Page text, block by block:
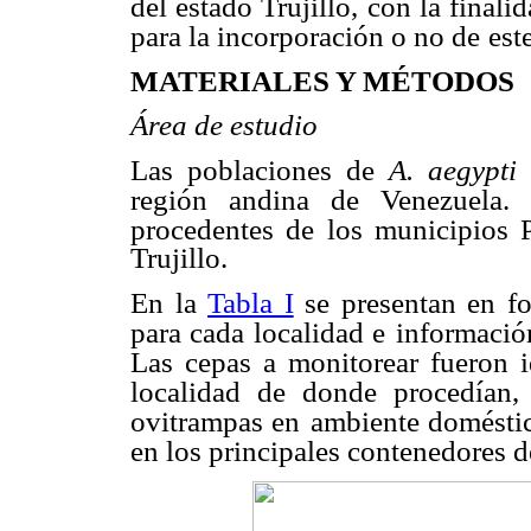
del estado Trujillo, con la
para la incorporación o no de
MATERIALES Y MÉTODOS
Área de estudio
Las poblaciones deA. aegypti
región andina de
procedentes de los municipios
Trujillo.
En laTabla Ise presentan en
para cada localidad e
Las cepas a monitorear fueron
localidad de donde procedían,
ovitrampas en ambiente
en los principales contenedores